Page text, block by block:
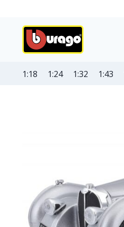
1:18 1:24 1:32 1:43